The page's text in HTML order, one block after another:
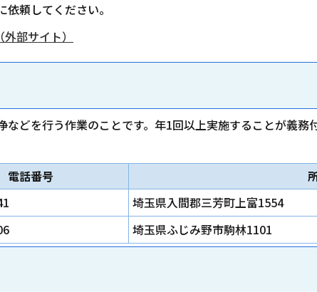
頼してください。
部サイト）
どを行う作業のことです。年1回以上実施することが義
電話番号
埼玉県入間郡三芳町上富1554
埼玉県ふじみ野市駒林1101